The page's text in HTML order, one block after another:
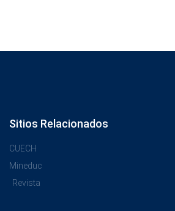
Sitios Relacionados
CUECH
Mineduc
Revista